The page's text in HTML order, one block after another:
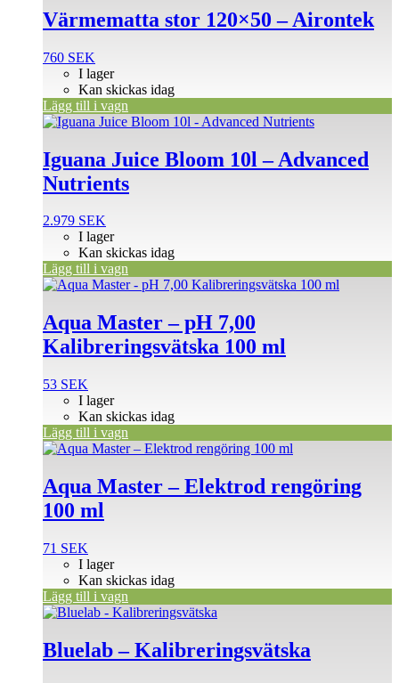
Värmematta stor 120×50 – Airontek
760 SEK
I lager
Kan skickas idag
Lägg till i vagn
Iguana Juice Bloom 10l – Advanced
Nutrients
2.979 SEK
I lager
Kan skickas idag
Lägg till i vagn
Aqua Master – pH 7,00
Kalibreringsvätska 100 ml
53 SEK
I lager
Kan skickas idag
Lägg till i vagn
Aqua Master – Elektrod rengöring
100 ml
71 SEK
I lager
Kan skickas idag
Lägg till i vagn
Bluelab – Kalibreringsvätska
Den
produkten
har